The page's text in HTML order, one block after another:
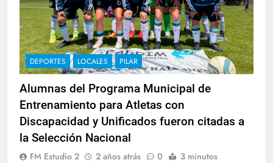
DEPORTES LOCALES PILAR
Alumnas del Programa Municipal de
Entrenamiento para Atletas con
Discapacidad y Unificados fueron citadas a
la Selección Nacional
FM Estudio 2 2 años atrás 0 3 minutos